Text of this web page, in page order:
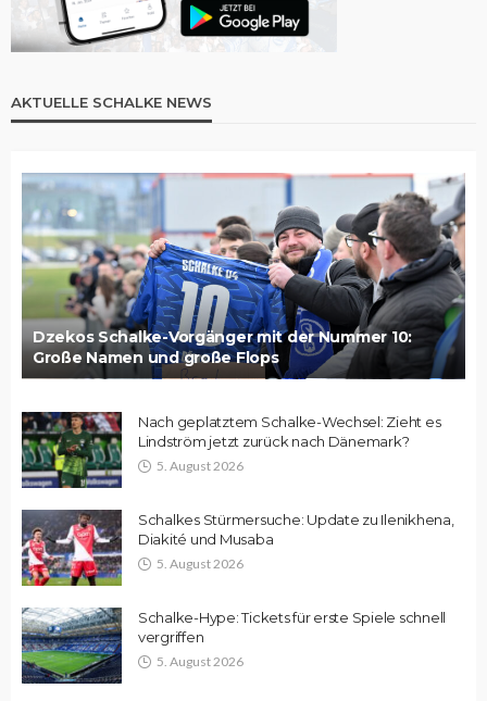
AKTUELLE SCHALKE NEWS
Dzekos Schalke-Vorgänger mit der Nummer 10:
Große Namen und große Flops
Nach geplatztem Schalke-Wechsel: Zieht es
Lindström jetzt zurück nach Dänemark?
5. August 2026
Schalkes Stürmersuche: Update zu Ilenikhena,
Diakité und Musaba
5. August 2026
Schalke-Hype: Tickets für erste Spiele schnell
vergriffen
5. August 2026